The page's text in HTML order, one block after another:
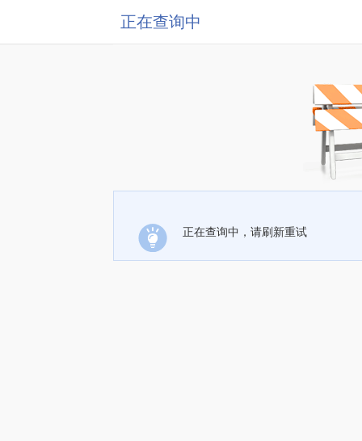
正在查询中
正在查询中，请刷新重试